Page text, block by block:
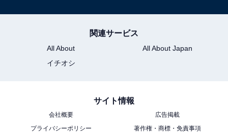
関連サービス
All About
All About Japan
イチオシ
サイト情報
会社概要
広告掲載
プライバシーポリシー
著作権・商標・免責事項